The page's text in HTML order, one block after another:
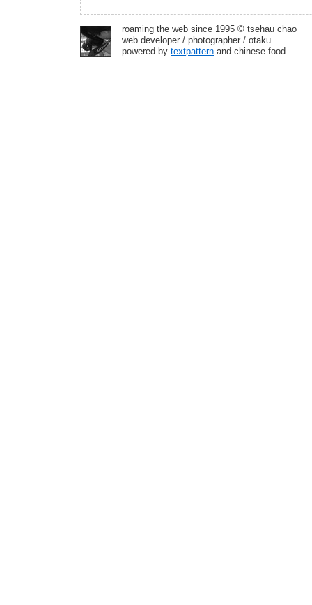
roaming the web since 1995 © tsehau chao
web developer / photographer / otaku
powered by textpattern and chinese food